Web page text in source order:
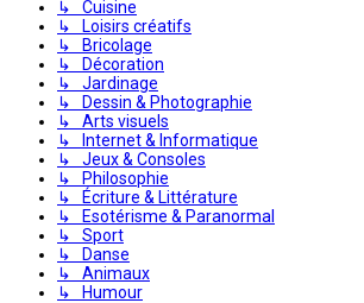
↳ Cuisine
↳ Loisirs créatifs
↳ Bricolage
↳ Décoration
↳ Jardinage
↳ Dessin & Photographie
↳ Arts visuels
↳ Internet & Informatique
↳ Jeux & Consoles
↳ Philosophie
↳ Écriture & Littérature
↳ Esotérisme & Paranormal
↳ Sport
↳ Danse
↳ Animaux
↳ Humour